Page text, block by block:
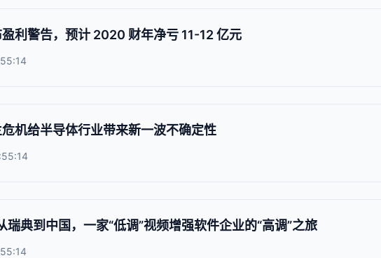
利警告，预计 2020 财年净亏 11-12 亿元
机给半导体行业带来新一波不确定性
典到中国，一家“低调”视频增强软件企业的“高调”之旅